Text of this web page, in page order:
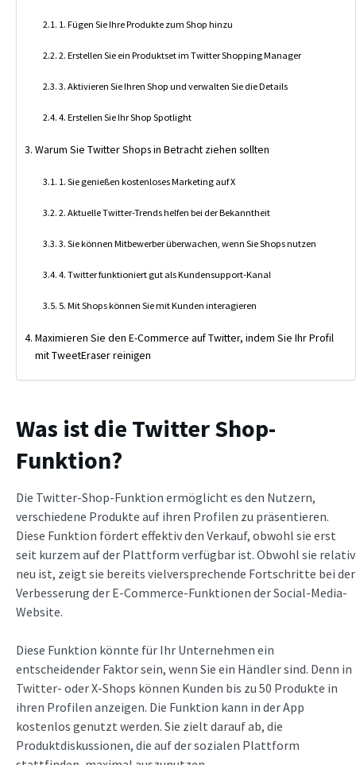
1. Fügen Sie Ihre Produkte zum Shop hinzu
2. Erstellen Sie ein Produktset im Twitter Shopping Manager
3. Aktivieren Sie Ihren Shop und verwalten Sie die Details
4. Erstellen Sie Ihr Shop Spotlight
Warum Sie Twitter Shops in Betracht ziehen sollten
1. Sie genießen kostenloses Marketing auf X
2. Aktuelle Twitter-Trends helfen bei der Bekanntheit
3. Sie können Mitbewerber überwachen, wenn Sie Shops nutzen
4. Twitter funktioniert gut als Kundensupport-Kanal
5. Mit Shops können Sie mit Kunden interagieren
Maximieren Sie den E-Commerce auf Twitter, indem Sie Ihr Profil
mit TweetEraser reinigen
Was ist die Twitter Shop-
Funktion?
Die Twitter-Shop-Funktion ermöglicht es den Nutzern,
verschiedene Produkte auf ihren Profilen zu präsentieren.
Diese Funktion fördert effektiv den Verkauf, obwohl sie erst
seit kurzem auf der Plattform verfügbar ist. Obwohl sie relativ
neu ist, zeigt sie bereits vielversprechende Fortschritte bei der
Verbesserung der E-Commerce-Funktionen der Social-Media-
Website.
Diese Funktion könnte für Ihr Unternehmen ein
entscheidender Faktor sein, wenn Sie ein Händler sind. Denn in
Twitter- oder X-Shops können Kunden bis zu 50 Produkte in
ihren Profilen anzeigen. Die Funktion kann in der App
kostenlos genutzt werden. Sie zielt darauf ab, die
Produktdiskussionen, die auf der sozialen Plattform